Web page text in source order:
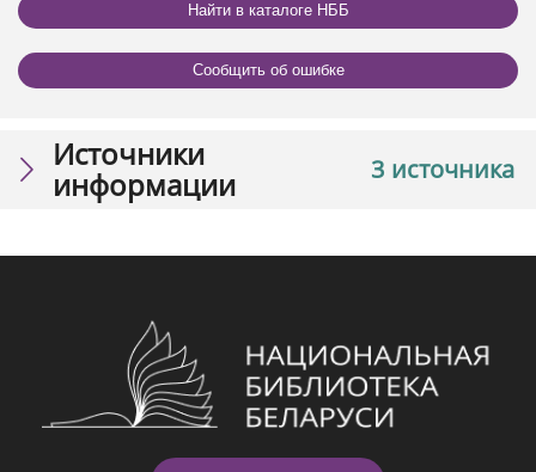
Найти в каталоге НББ
Сообщить об ошибке
3 источника
Источники
информации